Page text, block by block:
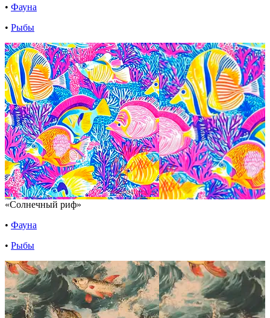
• Фауна
• Рыбы
«Солнечный риф»
• Фауна
• Рыбы